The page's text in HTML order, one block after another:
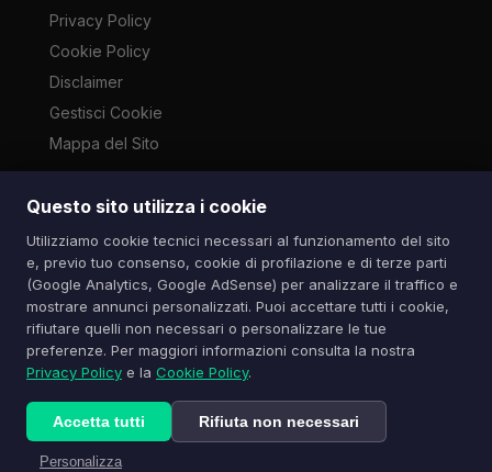
Questo sito utilizza i cookie
Utilizziamo cookie tecnici necessari al funzionamento del sito
e, previo tuo consenso, cookie di profilazione e di terze parti
(Google Analytics, Google AdSense) per analizzare il traffico e
mostrare annunci personalizzati. Puoi accettare tutti i cookie,
rifiutare quelli non necessari o personalizzare le tue
preferenze. Per maggiori informazioni consulta la nostra
Privacy Policy e la Cookie Policy.
Accetta tutti Rifiuta non necessari
Personalizza
Privacy Policy
Cookie Policy
Disclaimer
Gestisci Cookie
Mappa del Sito
Le immagini presenti su questo sito sono di proprietà dei
cronaca ai sensi dell'art. 70 L. 633/1941. Contatti:
info@spazioitech.it
© 2026 Spazio iTech — Seven Trade SRLS — P.IVA:
04077740985